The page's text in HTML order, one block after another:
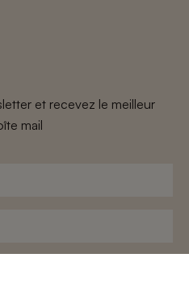
et recevez le meilleur
mail